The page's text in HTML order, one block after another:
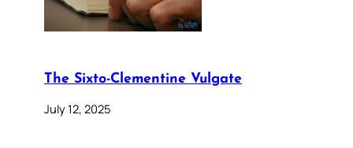
The Sixto-Clementine Vulgate
July 12, 2025